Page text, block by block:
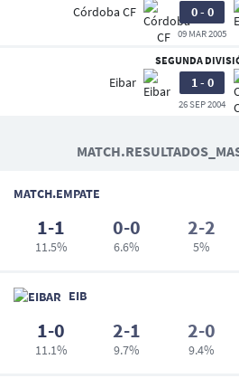
Córdoba CF 0 - 0
09 MAR 2005
SEGUNDA
Eibar 1 - 0
26 SEP 2004
EIB
1-0
11.1%
2-1
9.7%
2-0
9.4%
MATCH.EMPATE
1-1
11.5%
0-0
6.6%
2-2
5%